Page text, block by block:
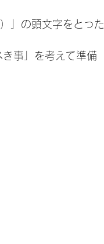
」の頭文字をとった
事」を考えて準備